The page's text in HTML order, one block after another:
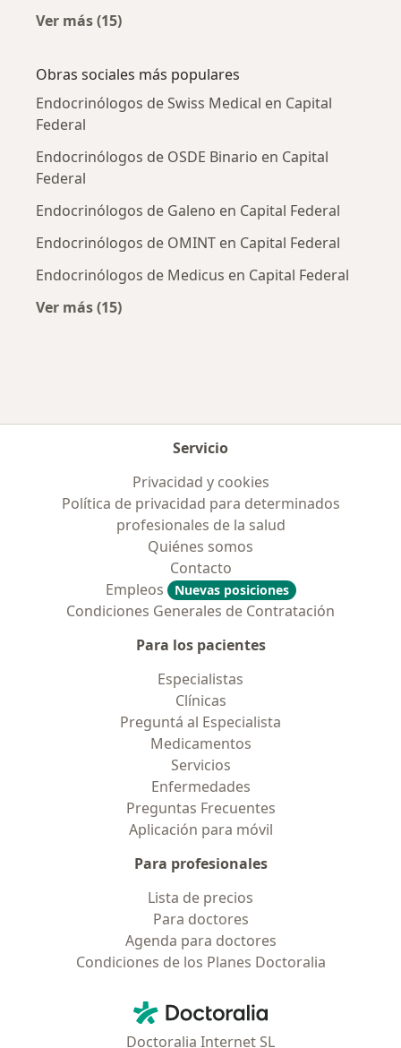
Ver más (15)
Obras sociales más populares
Endocrinólogos de Swiss Medical en Capital
Federal
Endocrinólogos de OSDE Binario en Capital
Federal
Endocrinólogos de Galeno en Capital Federal
Endocrinólogos de OMINT en Capital Federal
Endocrinólogos de Medicus en Capital Federal
Ver más (15)
Servicio
Privacidad y cookies
Política de privacidad para determinados
profesionales de la salud
Quiénes somos
Contacto
Empleos
Nuevas posiciones
Condiciones Generales de Contratación
Para los pacientes
Especialistas
Clínicas
Preguntá al Especialista
Medicamentos
Servicios
Enfermedades
Preguntas Frecuentes
Aplicación para móvil
Para profesionales
Lista de precios
Para doctores
Agenda para doctores
Condiciones de los Planes Doctoralia
Doctoralia - Página de inicio
Doctoralia Internet SL